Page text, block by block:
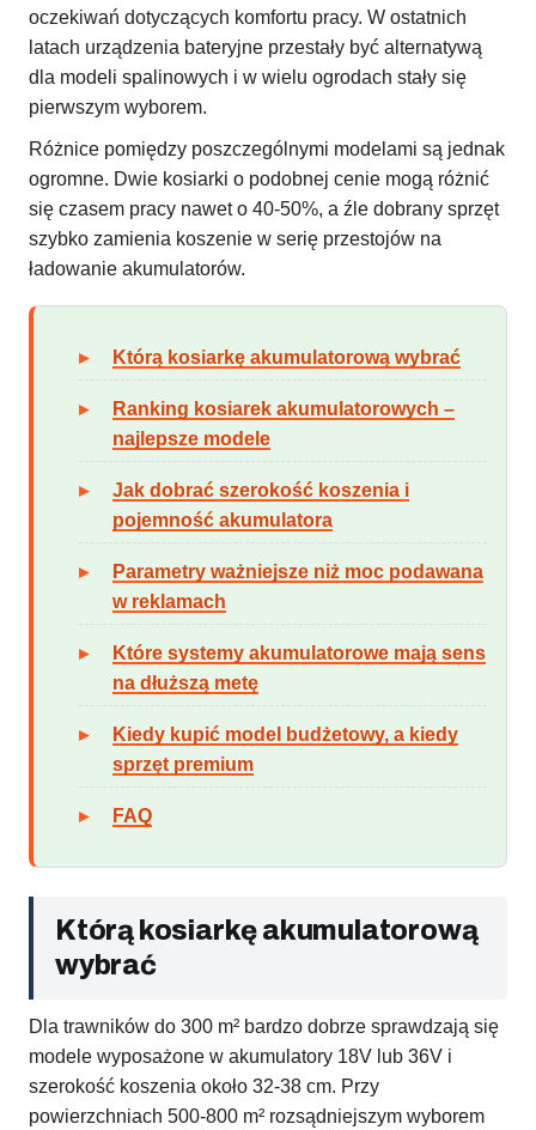
oczekiwań dotyczących komfortu pracy. W ostatnich
latach urządzenia bateryjne przestały być alternatywą
dla modeli spalinowych i w wielu ogrodach stały się
pierwszym wyborem.
Różnice pomiędzy poszczególnymi modelami są jednak
ogromne. Dwie kosiarki o podobnej cenie mogą różnić
się czasem pracy nawet o 40-50%, a źle dobrany sprzęt
szybko zamienia koszenie w serię przestojów na
ładowanie akumulatorów.
Którą kosiarkę akumulatorową wybrać
Ranking kosiarek akumulatorowych –
najlepsze modele
Jak dobrać szerokość koszenia i
pojemność akumulatora
Parametry ważniejsze niż moc podawana
w reklamach
Które systemy akumulatorowe mają sens
na dłuższą metę
Kiedy kupić model budżetowy, a kiedy
sprzęt premium
FAQ
Którą kosiarkę akumulatorową
wybrać
Dla trawników do 300 m² bardzo dobrze sprawdzają się
modele wyposażone w akumulatory 18V lub 36V i
szerokość koszenia około 32-38 cm. Przy
powierzchniach 500-800 m² rozsądniejszym wyborem